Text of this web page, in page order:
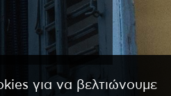
για να βελτιώνουμε